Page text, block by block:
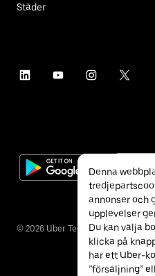
Städer
© 2026 Uber Technologies Inc.
Denna
annonser och
upplevelser
Du kan välja
klicka på
har ett Uber-
”försäljning”